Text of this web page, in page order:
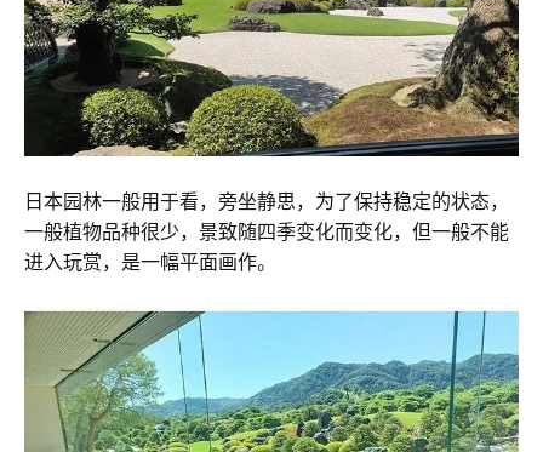
日本园林一般用于看，旁坐静思，为了保持稳定的状态，
一般植物品种很少，景致随四季变化而变化，但一般不能
进入玩赏，是一幅平面画作。